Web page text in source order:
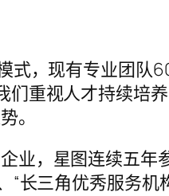
式，现有专业团队
们重视人才持续培
。
业，星图连续五年
“长三角优秀服务机